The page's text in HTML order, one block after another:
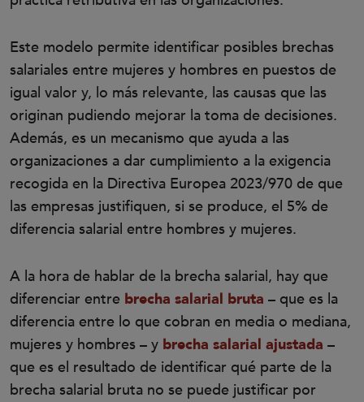
Este modelo permite identificar posibles brechas
salariales entre mujeres y hombres en puestos de
igual valor y, lo más relevante, las causas que las
originan pudiendo mejorar la toma de decisiones.
Además, es un mecanismo que ayuda a las
organizaciones a dar cumplimiento a la exigencia
recogida en la Directiva Europea 2023/970 de que
las empresas justifiquen, si se produce, el 5% de
diferencia salarial entre hombres y mujeres.
A la hora de hablar de la brecha salarial, hay que
diferenciar entre brecha salarial bruta – que es la
diferencia entre lo que cobran en media o mediana,
mujeres y hombres – y brecha salarial ajustada –
que es el resultado de identificar qué parte de la
brecha salarial bruta no se puede justificar por